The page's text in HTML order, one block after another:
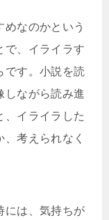
なのかという
で、イライラす
です。小説を読
しながら読み進
、イライラした
考えられなく
には、気持ちが